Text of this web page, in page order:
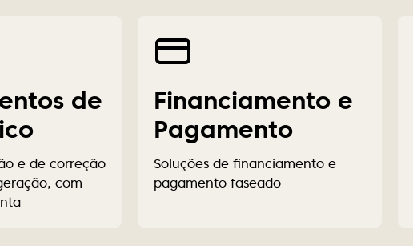
de
e de correção
com
Financiamento e
Pagamento
Soluções de financiamento e
pagamento faseado